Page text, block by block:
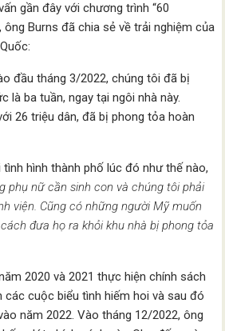
gần đây với chương trình “60
, ông Burns đã chia sẻ về trải nghiệm của
đầu tháng 3/2022, chúng tôi đã bị
là ba tuần, ngay tại ngôi nhà này.
26 triệu dân, đã bị phong tỏa hoàn
hình thành phố lúc đó như thế nào,
phụ nữ cần sinh con và chúng tôi phải
viện. Cũng có những người Mỹ muốn
đưa họ ra khỏi khu nhà bị phong tỏa
2020 và 2021 thực hiện chính sách
các cuộc biểu tình hiếm hoi và sau đó
năm 2022. Vào tháng 12/2022, ông